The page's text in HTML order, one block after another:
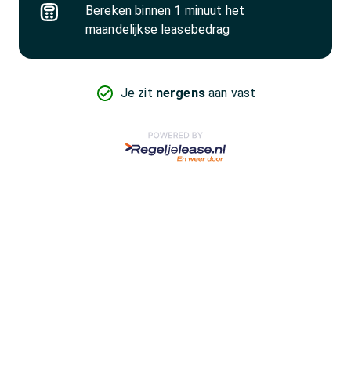
Bereken binnen 1 minuut het
maandelijkse leasebedrag
Je zit nergensaan vast